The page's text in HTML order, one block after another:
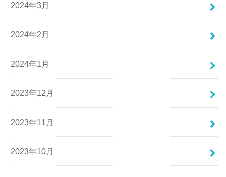
2024年3月
2024年2月
2024年1月
2023年12月
2023年11月
2023年10月